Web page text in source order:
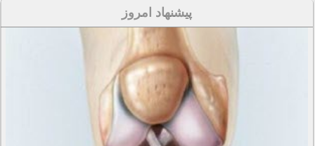
پیشنهاد امروز